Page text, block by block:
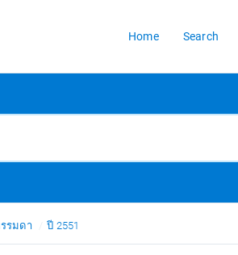
Home Search
รมดา ปี 2551